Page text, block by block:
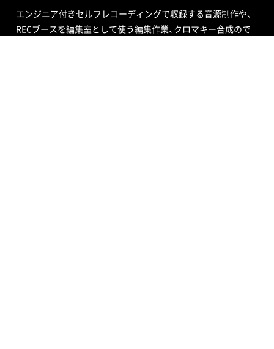
エンジニア付きセルフレコーディングで収録する音源制作や、
RECブースを編集室として使う編集作業、クロマキー合成ので